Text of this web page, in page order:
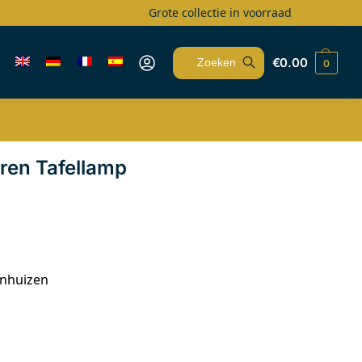
Grote collectie in voorraad
€0.00 0
Tafellamp